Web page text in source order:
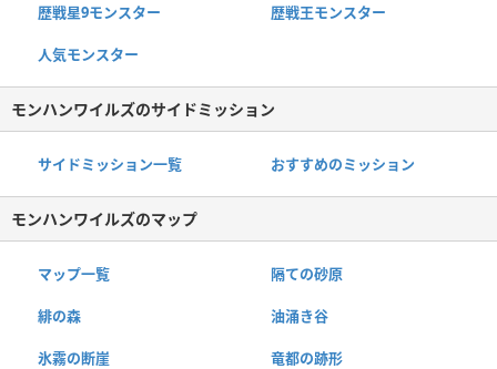
歴戦星9モンスター 歴戦王モンスター
人気モンスター
モンハンワイルズのサイドミッション
サイドミッション一覧 おすすめのミッション
モンハンワイルズのマップ
マップ一覧 隔ての砂原
緋の森 油涌き谷
氷霧の断崖 竜都の跡形